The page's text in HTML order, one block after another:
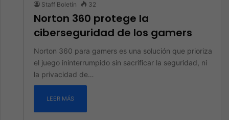
Staff Boletín 32
Norton 360 protege la
ciberseguridad de los gamers
Norton 360 para gamers es una solución que prioriza
el juego ininterrumpido sin sacrificar la seguridad, ni
la privacidad de…
LEER MÁS